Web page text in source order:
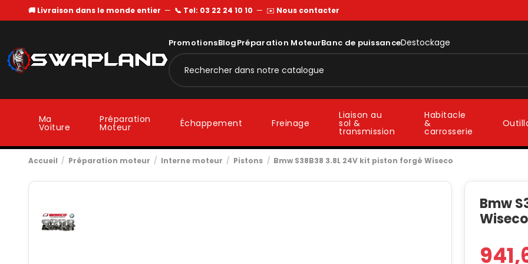
🚚 Livraison dans le monde entier — 📞 Tel: 03 22 24 10 10 — ✉️ Nous contacter
PromotionsBlogPréparation MoteurBanc de puissanceDestockage
Ma
Voiture
Préparation
Moteur Échappement Freinage
Liaison au
sol &
transmission
Habitacle
&
carrosserie
Accueil Préparation moteur Interne moteur Pistons Bmw S38B38 3.8L 24V kit piston forgé Wiseco
Bmw
Wiseco